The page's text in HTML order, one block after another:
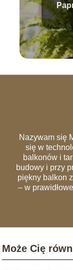
Nazywam się
się w
balkonów i
budowy i przy
piękny balkon
– w
remonty
tradycyjną
Może Cię